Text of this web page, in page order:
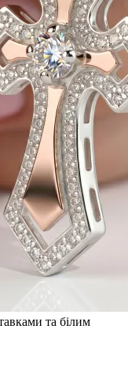
та білим